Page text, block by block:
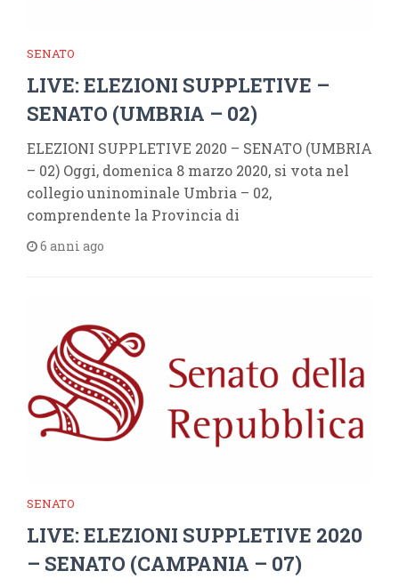
SENATO
LIVE: ELEZIONI SUPPLETIVE –
SENATO (UMBRIA – 02)
ELEZIONI SUPPLETIVE 2020 – SENATO (UMBRIA
– 02) Oggi, domenica 8 marzo 2020, si vota nel
collegio uninominale Umbria – 02,
comprendente la Provincia di
6 anni ago
SENATO
LIVE: ELEZIONI SUPPLETIVE 2020
– SENATO (CAMPANIA – 07)